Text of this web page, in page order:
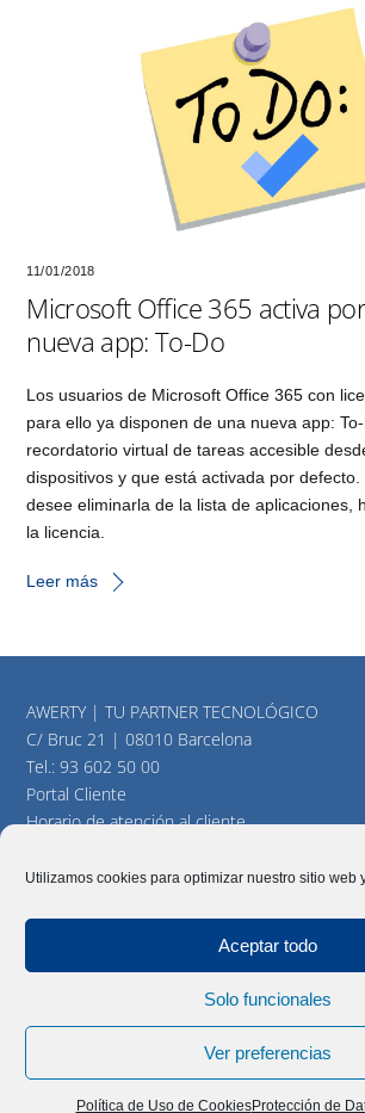
Utilizamos cookies para optimizar nuestro sitio web
Aceptar todo
Solo funcionales
Ver preferencias
Política de Uso de CookiesProtección de
11/01/2018
Microsoft Office 365 activa
nueva app: To-Do
Los usuarios de Microsoft Office 365 con
para ello ya disponen de una nueva app:
recordatorio virtual de tareas accesible
dispositivos y que está activada por
desee eliminarla de la lista de aplicaciones,
la licencia.
Leer más
AWERTY | TU PARTNER TECNOLÓGICO
C/ Bruc 21 | 08010 Barcelona
Tel.:93 602 50 00
Portal Cliente
Horario de atención al cliente
AWERTY Servicios Informáticos, S.L.
Aviso Legal|Política y cookies